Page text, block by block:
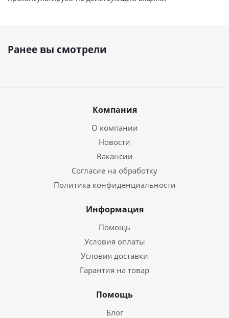
Ранее вы смотрели
Компания
О компании
Новости
Вакансии
Согласие на обработку
Политика конфиденциальности
Информация
Помощь
Условия оплаты
Условия доставки
Гарантия на товар
Помощь
Блог